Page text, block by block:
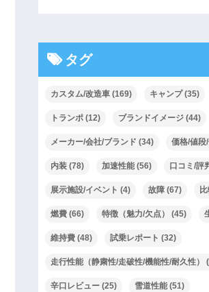
タグ
カスタム/改造車 (169) キャンプ(35)
トランポ (12) ブランドイメージ (44)
メーカー/会社/ブランド (34) 価格/値段
内装 (78) 加速性能 (56) 口コミ/評
展示施設/イベント (4) 故障 (67)
燃費 (66) 特徴（魅力/欠点） (45)
維持費 (48) 試乗レポート (32)
走行性能（静粛性/走破性/機能性/耐久性）
辛口レビュー (25) 雪道性能 (51)